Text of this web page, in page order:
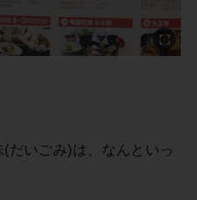
だいごみ)は、なんといっ